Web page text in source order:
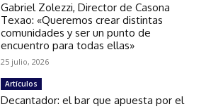
Gabriel Zolezzi, Director de Casona
Texao: «Queremos crear distintas
comunidades y ser un punto de
encuentro para todas ellas»
25 julio, 2026
Artículos
Decantador: el bar que apuesta por el